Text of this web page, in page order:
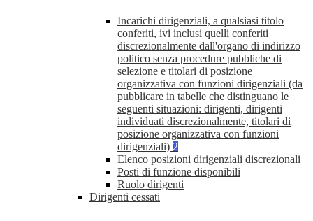
Incarichi dirigenziali, a qualsiasi titolo
conferiti, ivi inclusi quelli conferiti
discrezionalmente dall'organo di indirizzo
politico senza procedure pubbliche di
selezione e titolari di posizione
organizzativa con funzioni dirigenziali (da
pubblicare in tabelle che distinguano le
seguenti situazioni: dirigenti, dirigenti
individuati discrezionalmente, titolari di
posizione organizzativa con funzioni
dirigenziali) 2
Elenco posizioni dirigenziali discrezionali
Posti di funzione disponibili
Ruolo dirigenti
Dirigenti cessati